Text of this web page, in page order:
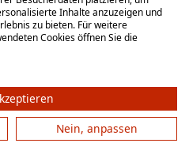
gesucht.de
Inhalte anzuzeigen und
zu bieten. Für weitere
Cookies öffnen Sie die
Nein, anpassen